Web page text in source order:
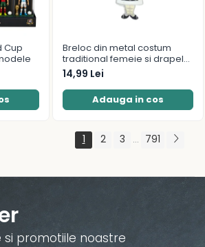
Cup
Breloc din metal costum
traditional femeie si drapelul
Romaniei 9 cm
14,99 Lei
Adauga in cos
1 2 3 ... 791
promotiile noastre